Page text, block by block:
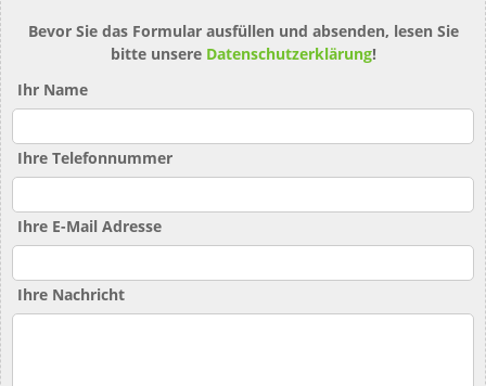
Bevor Sie das Formular ausfüllen und absenden, lesen Sie
bitte unsere Datenschutzerklärung!
Ihr Name
Ihre Telefonnummer
Ihre E-Mail Adresse
Ihre Nachricht